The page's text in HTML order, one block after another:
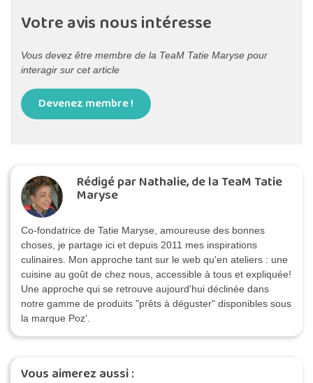
Votre avis nous intéresse
Vous devez être membre de la TeaM Tatie Maryse pour
interagir sur cet article
Devenez membre !
Rédigé par Nathalie, de la TeaM Tatie
Maryse
Co-fondatrice de Tatie Maryse, amoureuse des bonnes
choses, je partage ici et depuis 2011 mes inspirations
culinaires. Mon approche tant sur le web qu'en ateliers : une
cuisine au goût de chez nous, accessible à tous et expliquée!
Une approche qui se retrouve aujourd'hui déclinée dans
notre gamme de produits "prêts à déguster" disponibles sous
la marque Poz'.
Vous aimerez aussi :